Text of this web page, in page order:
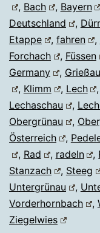
, Bach , Bayern
Deutschland
,
Etappe
, fahren ,
Forchach
, Füssen
Germany
, Grießau
, Klimm , Lech ,
Lechaschau
,
Obergrünau
,
Österreich
,
, Rad , radeln ,
Stanzach
, Steeg
Untergrünau
,
Vorderhornbach
,
Ziegelwies